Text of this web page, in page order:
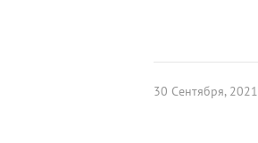
30 Сентября, 2021